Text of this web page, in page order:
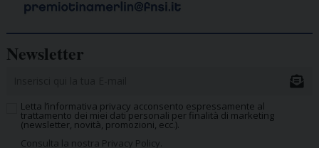
Newsletter
Letta l’informativa privacy acconsento espressamente al
trattamento dei miei dati personali per finalità di marketing
(newsletter, novità, promozioni, ecc.).
Consulta la nostra Privacy Policy.